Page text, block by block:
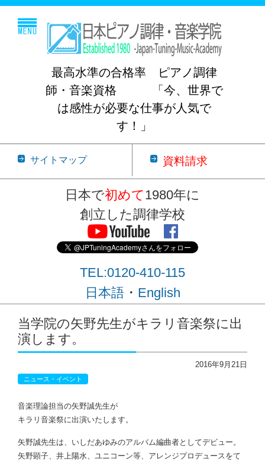
最高水準の合格率 ピアノ調律
師・音楽資格 「今、世界で
は感性が必要な仕事が人気で
す！」
サイトマップ 資料請求
日本で初めて1980年に
創立した調律学校
TEL:0120-410-115
日本語・ English
コンテンツに移動
当学院の矢野先生がキラリ音楽祭に出
演します。
2016年9月21日
ニュース・イベント
音楽理論担当の矢野誠先生が
キラリ音楽祭に出演いたします。
矢野誠先生は、いしだあゆみのアルバム編曲者としてデビュー。
矢野顕子、井上陽水、ユニコーン等、アレンジプロデュースをて